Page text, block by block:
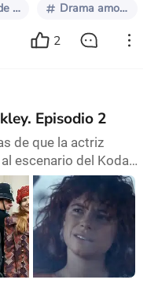
historias de mujeres Drama amoroso
2
Episodio 2
de que la actriz
escenario del Kodak
a agradecer su
actriz en un rol
“Hamnet”, en
esposa de William
ya ha recibido un
un Globo de Oro y el